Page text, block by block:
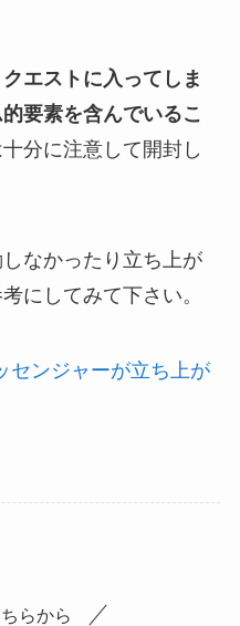
エストに入ってしま
要素を含んでいるこ
分に注意して開封し
なかったり立ち上が
にしてみて下さい。
センジャーが立ち上が
らから